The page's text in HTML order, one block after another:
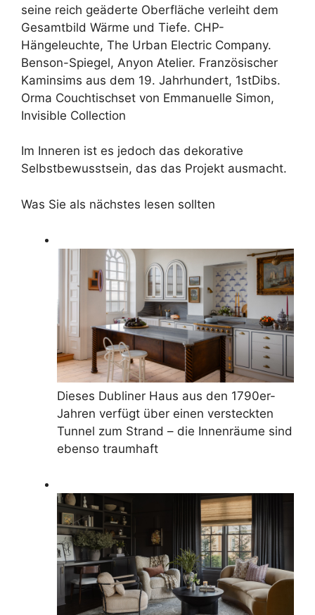
seine reich geäderte Oberfläche verleiht dem
Gesamtbild Wärme und Tiefe. CHP-
Hängeleuchte, The Urban Electric Company.
Benson-Spiegel, Anyon Atelier. Französischer
Kaminsims aus dem 19. Jahrhundert, 1stDibs.
Orma Couchtischset von Emmanuelle Simon,
Invisible Collection
Im Inneren ist es jedoch das dekorative
Selbstbewusstsein, das das Projekt ausmacht.
Was Sie als nächstes lesen sollten
Dieses Dubliner Haus aus den 1790er-
Jahren verfügt über einen versteckten
Tunnel zum Strand – die Innenräume sind
ebenso traumhaft